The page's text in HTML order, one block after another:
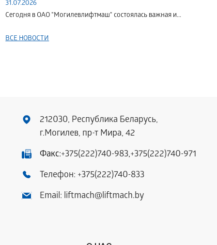
31.07.2026
Сегодня в ОАО "Могилевлифтмаш" состоялась важная и...
ВСЕ НОВОСТИ
212030, Республика Беларусь,
г.Могилев, пр-т Мира, 42
Факс:+375(222)740-983,+375(222)740-971
Телефон: +375(222)740-833
Email: liftmach@liftmach.by